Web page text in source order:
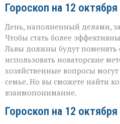
Гороскоп на 12
День, наполненный делами,
Чтобы стать более
Львы должны будут поменять
использовать новаторские
хозяйственные вопросы
семье. Но вы сможете найти
взаимопонимание.
Гороскоп на 12